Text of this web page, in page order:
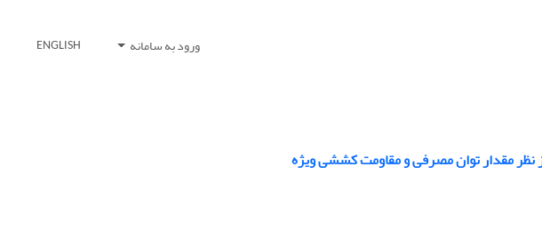
ورود به سامانه ENGLISH
نظر مقدار توان مصرفی و مقاومت کششی ویژه